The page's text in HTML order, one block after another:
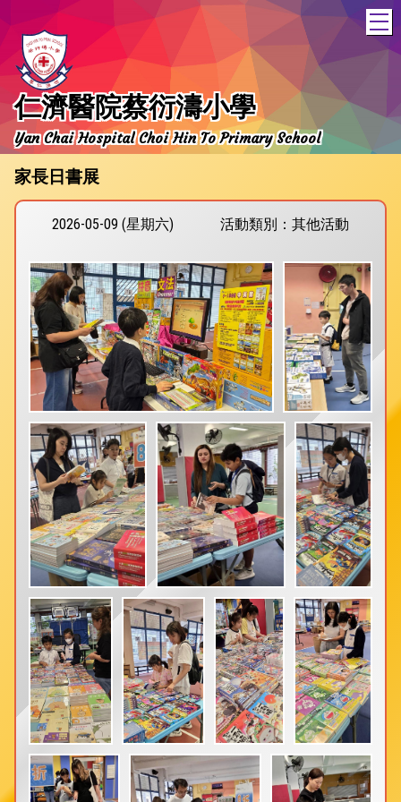
仁濟醫院蔡衍濤小學
Yan Chai Hospital Choi Hin To Primary School
家長日書展
2026-05-09 (星期六) 活動類別：其他活動